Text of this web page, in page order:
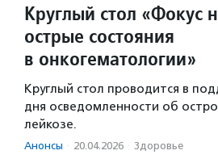
Круглый стол «Фокус
острые состояния
в онкогематологии»
Круглый стол проводится в
дня осведомленности об
лейкозе.
Анонсы · 20.04.2026 · Здоровье